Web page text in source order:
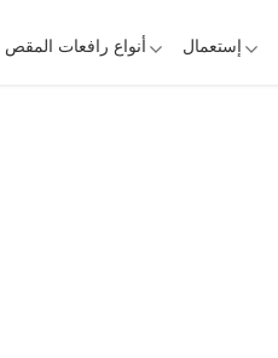
أنواع رافعات المقص إستعمال